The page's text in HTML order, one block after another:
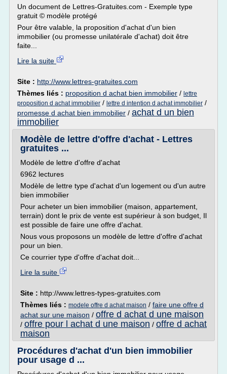
Un document de Lettres-Gratuites.com - Exemple type
gratuit © modèle protégé
Pour être valable, la proposition d'achat d'un bien
immobilier (ou promesse unilatérale d'achat) doit être
faite...
Lire la suite
Site : http://www.lettres-gratuites.com
Thèmes liés : proposition d achat bien immobilier / lettre
proposition d achat immobilier / lettre d intention d achat immobilier /
promesse d achat bien immobilier / achat d un bien
immobilier
Modèle de lettre d'offre d'achat - Lettres
gratuites ...
Modèle de lettre d'offre d'achat
6962 lectures
Modèle de lettre type d'achat d'un logement ou d'un autre
bien immobilier
Pour acheter un bien immobilier (maison, appartement,
terrain) dont le prix de vente est supérieur à son budget, Il
est possible de faire une offre d'achat.
Nous vous proposons un modèle de lettre d'offre d'achat
pour un bien.
Ce courrier type d'offre d'achat doit...
Lire la suite
Site : http://www.lettres-types-gratuites.com
Thèmes liés : modele offre d achat maison / faire une offre d
achat sur une maison / offre d achat d une maison
/ offre pour l achat d une maison / offre d achat
maison
Procédures d'achat d'un bien immobilier
pour usage d ...